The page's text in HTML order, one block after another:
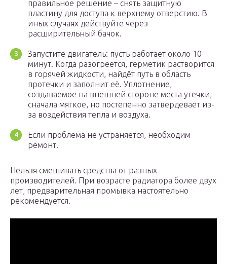
правильное решение – снять защитную
пластину для доступа к верхнему отверстию. В
иных случаях действуйте через
расширительный бачок.
Запустите двигатель: пусть работает около 10
минут. Когда разогреется, герметик растворится
в горячей жидкости, найдёт путь в область
протечки и заполнит её. Уплотнение,
создаваемое на внешней стороне места утечки,
сначала мягкое, но постепенно затвердевает из-
за воздействия тепла и воздуха.
Если проблема не устраняется, необходим
ремонт.
Нельзя смешивать средства от разных
производителей. При возрасте радиатора более двух
лет, предварительная промывка настоятельно
рекомендуется.